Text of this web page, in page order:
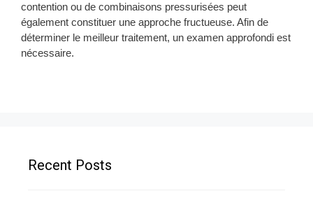
contention ou de combinaisons pressurisées peut
également constituer une approche fructueuse. Afin de
déterminer le meilleur traitement, un examen approfondi est
nécessaire.
Recent Posts